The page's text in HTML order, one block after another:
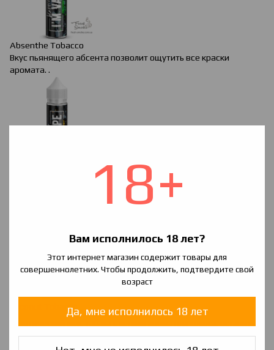
18+
Вам исполнилось 18 лет?
Этот интернет магазин содержит товары для
совершеннолетних. Чтобы продолжить, подтвердите свой
возраст
Да, мне исполнилось 18 лет
Absenthe Tobacco
Вкус пьянящего абсента позволит ощутить все краски
аромата. .
Tobacco
Мягкий аромат табака с добавлением десертной нотки. Для
любителей оригинального.
Coconut Tobacco
после себя приятное послевкусие.